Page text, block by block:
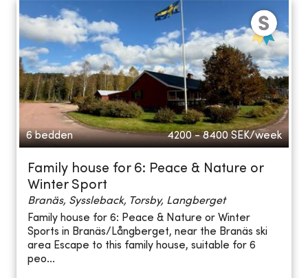
6 bedden 4200 - 8400 SEK/week
Family house for 6: Peace & Nature or
Winter Sport
Branäs, Syssleback, Torsby, Langberget
Family house for 6: Peace & Nature or Winter
Sports in Branäs/Långberget, near the Branäs ski
area Escape to this family house, suitable for 6
peo...